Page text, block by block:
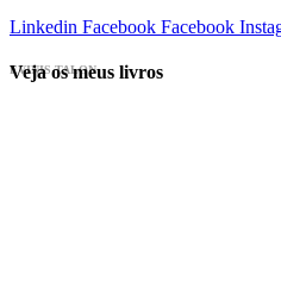
Linkedin Facebook Facebook
EVINIS TALON
Veja os meus livros